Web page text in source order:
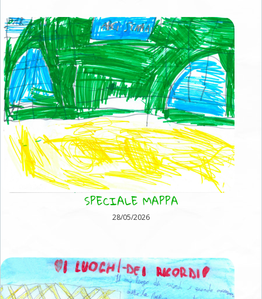
SPECIALE MAPPA
28/05/2026